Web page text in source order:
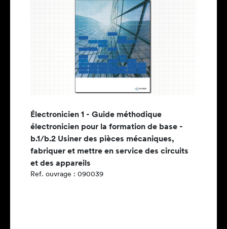
Électronicien 1 - Guide méthodique
électronicien pour la formation de base -
b.1/b.2 Usiner des pièces mécaniques,
fabriquer et mettre en service des circuits
et des appareils
Ref. ouvrage : 090039